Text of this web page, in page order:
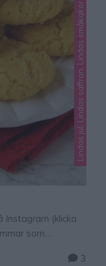
Lindas jul, Lindas saffran, Lindas småkakor
Instagram (klicka
som
baka.
3